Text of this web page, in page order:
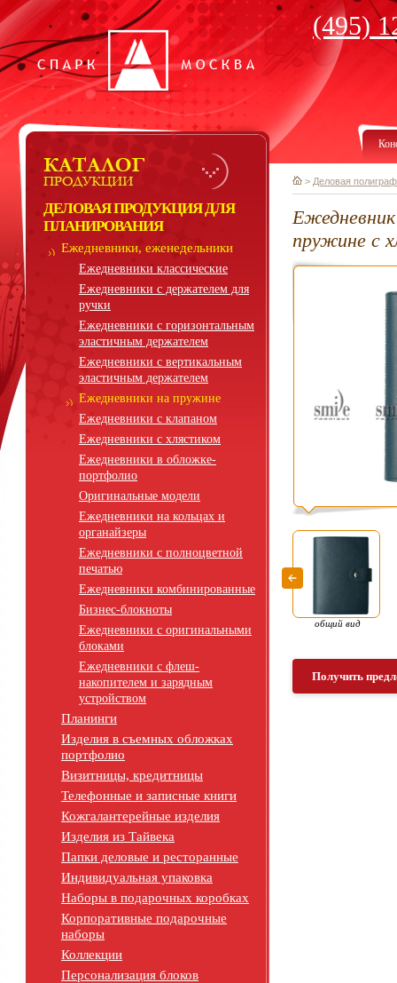
(495)
ДЕЛОВАЯ ПРОДУКЦИЯ ДЛЯ
ПЛАНИРОВАНИЯ
Ежедневники, еженедельники
Ежедневники классические
Ежедневники с держателем для
ручки
Ежедневники с горизонтальным
эластичным держателем
Ежедневники с вертикальным
эластичным держателем
Ежедневники на пружине
Ежедневники с клапаном
Ежедневники с хлястиком
Ежедневники в обложке-
портфолио
Оригинальные модели
Ежедневники на кольцах и
органайзеры
Ежедневники с полноцветной
печатью
Ежедневники комбинированные
Бизнес-блокноты
Ежедневники с оригинальными
блоками
Ежедневники с флеш-
накопителем и зарядным
устройством
Планинги
Изделия в съемных обложках
портфолио
Визитницы, кредитницы
Телефонные и записные книги
Кожгалантерейные изделия
Изделия из Тайвека
Папки деловые и ресторанные
Индивидуальная упаковка
Наборы в подарочных коробках
Корпоративные подарочные
наборы
Коллекции
Персонализация блоков
> Деловая
пружине с
общий вид
Получить